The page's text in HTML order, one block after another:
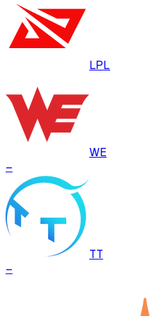
LPL
WE
–
TT
–